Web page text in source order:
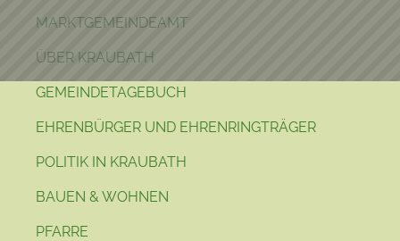
MARKTGEMEINDEAMT
ÜBER KRAUBATH
GEMEINDETAGEBUCH
EHRENBÜRGER UND EHRENRINGTRÄGER
POLITIK IN KRAUBATH
BAUEN & WOHNEN
PFARRE